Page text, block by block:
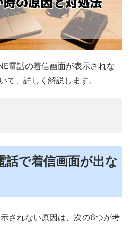
電話の着信画面が表示されな
て、詳しく解説します。
話で着信画面が出な
されない原因は、次の6つが考